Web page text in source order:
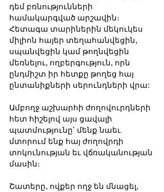
դեմ բռնությունների
համակարգված արշավին։
Հետագա տարիներին մեկուկես
միլիոն հայեր տեղահանվեցին,
սպանվեցին կամ թողնվեցին
մեռնելու, ողբերգություն, որն
ընդմիշտ իր հետքը թողեց հայ
ընտանիքների սերունդների վրա:
Ամբողջ աշխարհի ժողովուրդների
հետ հիշելով այս ցավալի
պատմությունը՝ մենք նաեւ
մտորում ենք հայ ժողովրդի
տոկունության եւ վճռականության
մասին։
Շատերը, ովքեր ողջ են մնացել,